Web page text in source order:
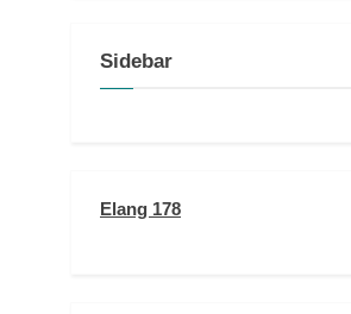
Sidebar
Elang 178